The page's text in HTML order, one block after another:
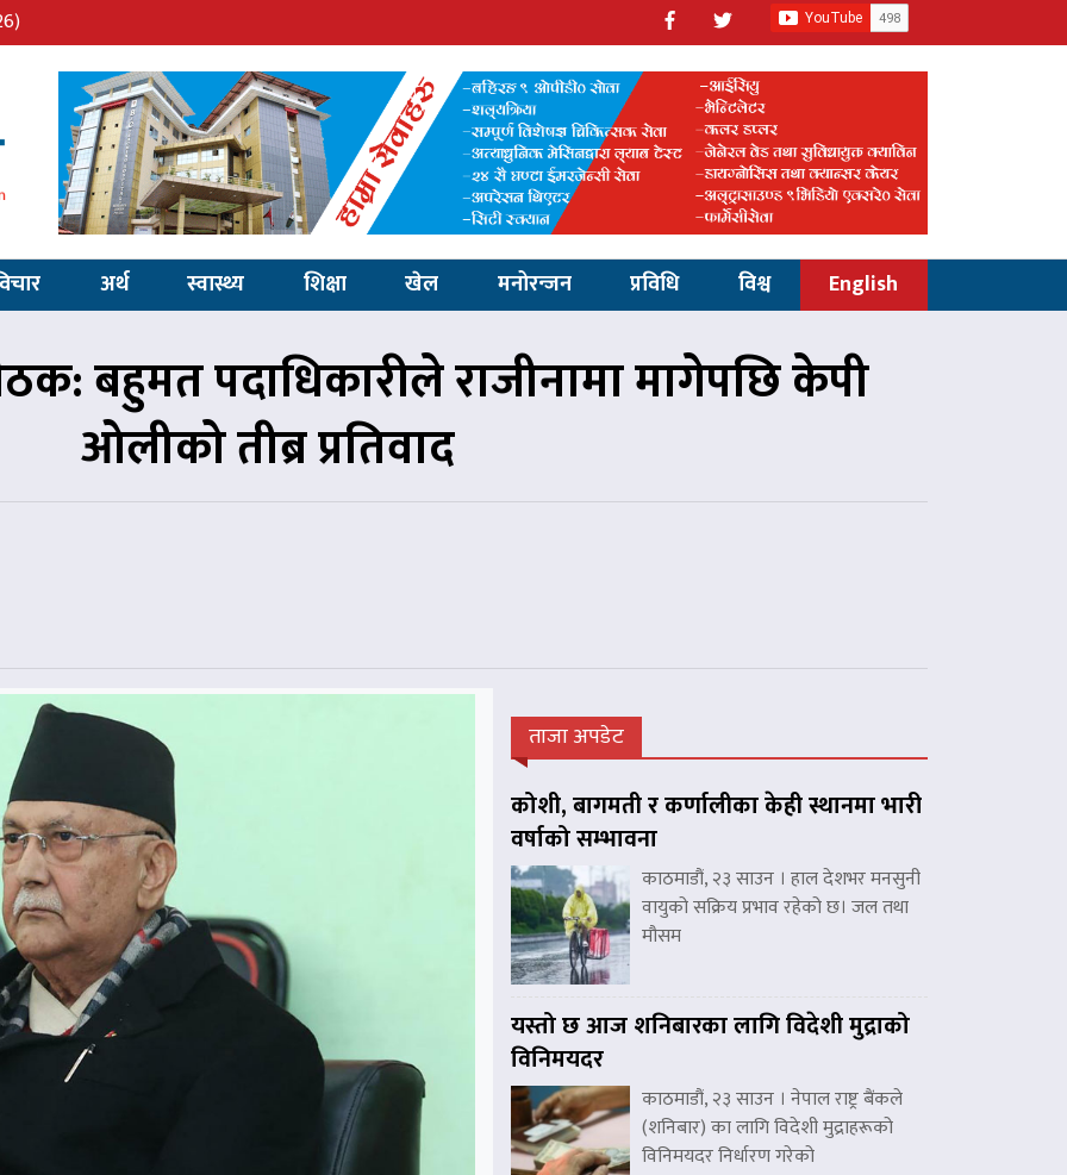
अर्थ स्वास्थ्य शिक्षा खेल मनोरन्जन प्रविधि विश्व English
बहुमत पदाधिकारीले राजीनामा मागेपछि केपी
ओलीको तीब्र प्रतिवाद
ताजा अपडेट
कोशी, बागमती र कर्णालीका केही स्थानमा भारी
वर्षाको सम्भावना
काठमाडौं, २३ साउन । हाल देशभर मनसुनी
वायुको सक्रिय प्रभाव रहेको छ। जल तथा
मौसम
यस्तो छ आज शनिबारका लागि विदेशी मुद्राको
विनिमयदर
काठमाडौं, २३ साउन । नेपाल राष्ट्र बैंकले
(शनिबार) का लागि विदेशी मुद्राहरूको
विनिमयदर निर्धारण गरेको